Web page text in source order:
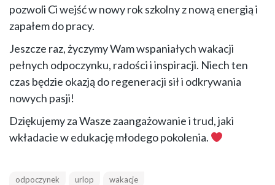
pozwoli Ci wejść w nowy rok szkolny z nową energią i
zapałem do pracy.
Jeszcze raz, życzymy Wam wspaniałych wakacji
pełnych odpoczynku, radości i inspiracji. Niech ten
czas będzie okazją do regeneracji sił i odkrywania
nowych pasji!
Dziękujemy za Wasze zaangażowanie i trud, jaki
wkładacie w edukację młodego pokolenia.
odpoczynek urlop wakacje